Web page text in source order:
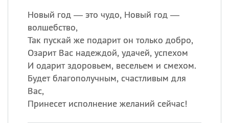
Новый год — это чудо, Новый год —
волшебство,
Так пускай же подарит он только добро,
Озарит Вас надеждой, удачей, успехом
И одарит здоровьем, весельем и смехом.
Будет благополучным, счастливым для
Вас,
Принесет исполнение желаний сейчас!
07.08 Национальный день
07.08 Годовщина битвы при
Бояка
ИМЕНА
Сегодня празднуют именины